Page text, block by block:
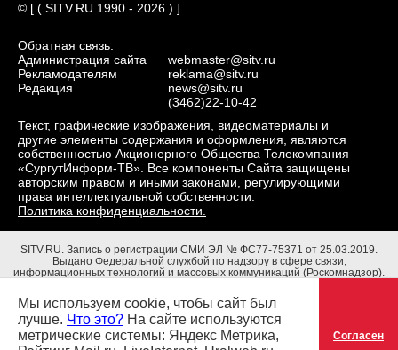
© [ ( SITV.RU 1990 - 2026 ) ]
Обратная связь:
Администрация сайта
Рекламодателям
Редакция
webmaster@sitv.ru
reklama@sitv.ru
news@sitv.ru
(3462)22-10-42
Текст, графические изображения, видеоматериалы и
другие элементы содержания и оформления, являются
собственностью Акционерного Общества Телекомпания
«СургутИнформ-ТВ». Все компоненты Сайта защищены
авторским правом и иными законами, регулирующими
права интеллектуальной собственности.
Политика конфиденциальности.
SITV.RU. Запись о регистрации СМИ ЭЛ № ФС77-75371 от 25.03.2019.
Выдано Федеральной службой по надзору в сфере связи,
информационных технологий и массовых коммуникаций (Роскомнадзор).
Адрес редакции: 628403, Тюменская обл., ХМАО - Югра, г. Сургут, ул.
Маяковского, д. 16. Главный редактор: Чубенко В.Л.
Мы используем cookie, чтобы сайт был
лучше. Что это? На сайте используются
метрические системы: Яндекс Метрика,
Согласен